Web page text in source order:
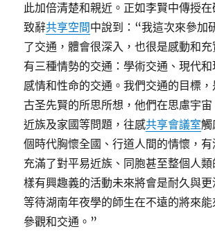
此加倍清楚和親近。正如李賢中傳授
致辭共享空間中說到：“我這次來參加
了交通，體會很深入，也很是感動和
有三種情勢的交通：學術交通、現代和
感情和性命的交通。我們交通的目標
古圣先賢的所思所想，他們在思慮宇
近族及家國等問題，往感共享會議室觸
個時代胸懷全國、行道人間的情懷，有
充滿了對平易近族、同胞甚至整個人
樣有興趣義的活動未來將會是耐久與更
等待湖南年夜學的師生在不遠的將來
參觀和交通。”